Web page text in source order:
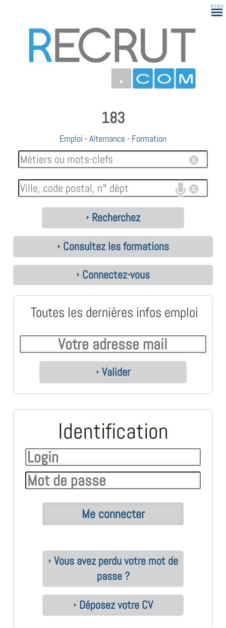
183
Emploi -Alternance - Formation
Recherchez
Consultez les formations
Connectez-vous
Toutes les dernières infos emploi
Valider
Identification
Vous avez perdu votre mot de
passe ?
Déposez votre CV